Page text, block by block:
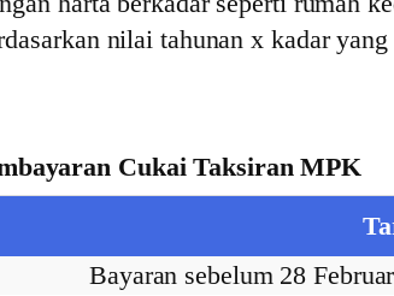
nilai tahunan x kadar
Cukai Taksiran MPK
Bayaran sebelum 28